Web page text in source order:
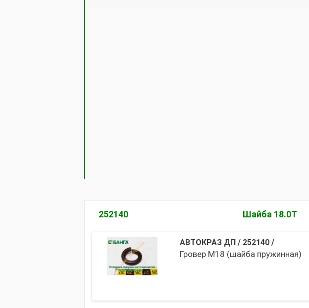
252140 Шайба 18.0Т
АВТОКРАЗ ДП/ 252140/
Гровер М18 (шайба пружинная)